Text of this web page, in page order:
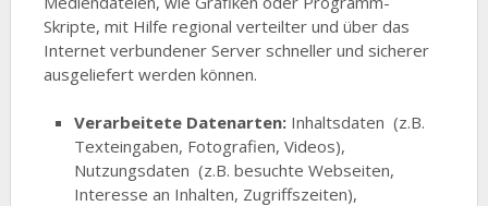
Skripte, mit Hilfe regional verteilter und über das
Internet verbundener Server schneller und sicherer
ausgeliefert werden können.
Verarbeitete Datenarten: Inhaltsdaten (z.B.
Texteingaben, Fotografien, Videos),
Nutzungsdaten (z.B. besuchte Webseiten,
Interesse an Inhalten, Zugriffszeiten),